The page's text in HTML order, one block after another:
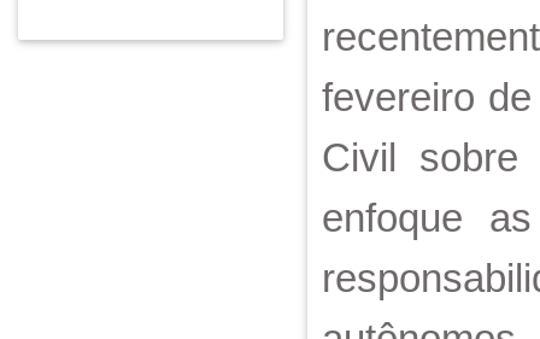
fevereiro
Civil sobre
enfoque